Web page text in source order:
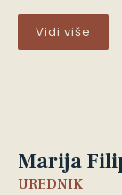
Marija
UREDNIK
Vidi više